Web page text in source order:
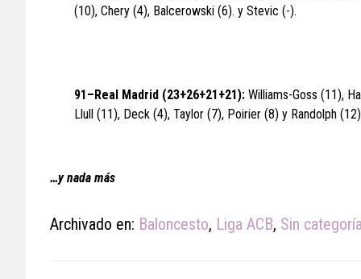
(10), Chery (4), Balcerowski (6). y Stevic (-).
91–Real Madrid (23+26+21+21): Williams-Goss (11),
Llull (11), Deck (4), Taylor (7), Poirier (8) y Randolph
…y nada más
Archivado en: Baloncesto, Liga ACB, Sin categoría